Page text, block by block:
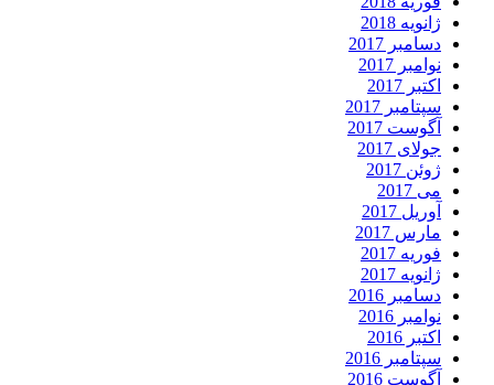
ژانویه 2018
دسامبر 2017
نوامبر 2017
اکتبر 2017
سپتامبر 2017
آگوست 2017
جولای 2017
ژوئن 2017
می 2017
آوریل 2017
مارس 2017
فوریه 2017
ژانویه 2017
دسامبر 2016
نوامبر 2016
اکتبر 2016
سپتامبر 2016
آگوست 2016